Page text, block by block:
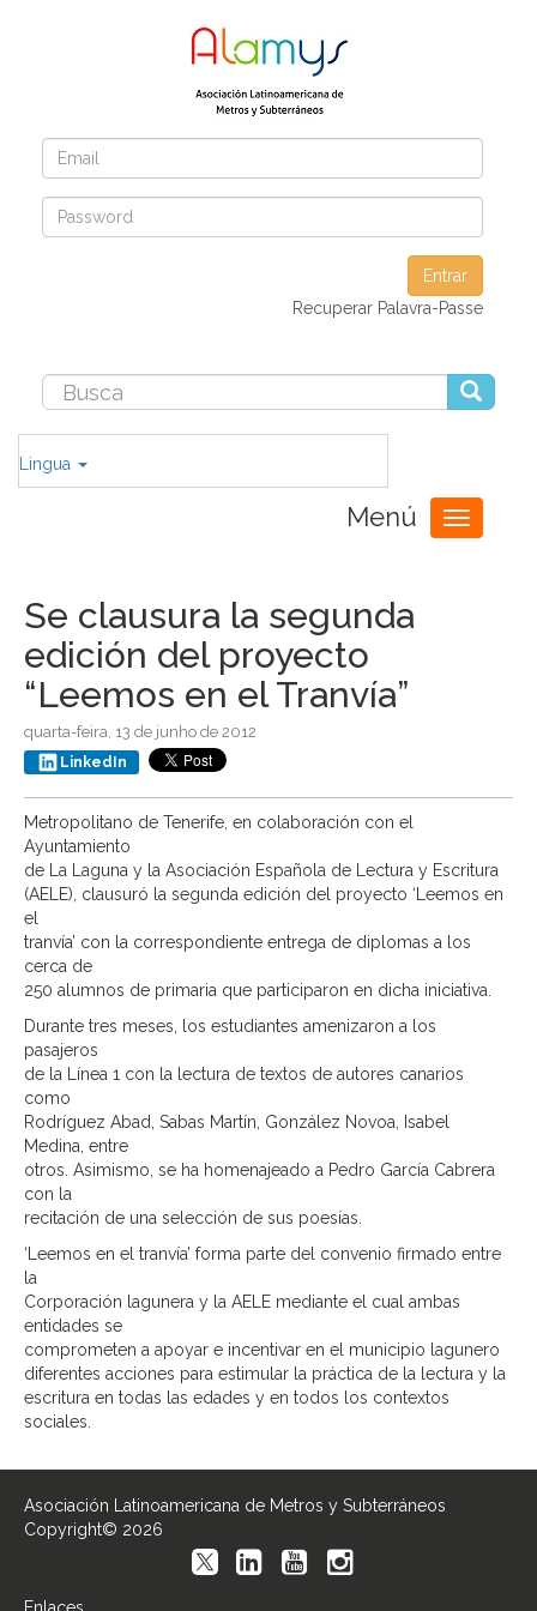
Entrar
Recuperar Palavra-Passe
Lingua
Menú
Toggle
navigation
Se clausura la segunda
edición del proyecto
“Leemos en el Tranvía”
quarta-feira, 13 de junho de 2012
LinkedIn
Metropolitano de Tenerife, en colaboración con el
Ayuntamiento
de La Laguna y la Asociación Española de Lectura y Escritura
(AELE), clausuró la segunda edición del proyecto ‘Leemos en
el
tranvía’ con la correspondiente entrega de diplomas a los
cerca de
250 alumnos de primaria que participaron en dicha iniciativa.
Durante tres meses, los estudiantes amenizaron a los
pasajeros
de la Línea 1 con la lectura de textos de autores canarios
como
Rodríguez Abad, Sabas Martín, González Novoa, Isabel
Medina, entre
otros. Asimismo, se ha homenajeado a Pedro García Cabrera
con la
recitación de una selección de sus poesías.
‘Leemos en el tranvía’ forma parte del convenio firmado entre
la
Corporación lagunera y la AELE mediante el cual ambas
entidades se
comprometen a apoyar e incentivar en el municipio lagunero
diferentes acciones para estimular la práctica de la lectura y la
escritura en todas las edades y en todos los contextos
sociales.
Asociación Latinoamericana de Metros y Subterráneos
Copyright© 2026